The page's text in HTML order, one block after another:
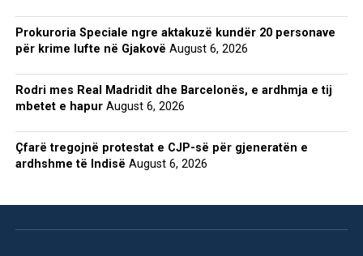
Prokuroria Speciale ngre aktakuzë kundër 20 personave
për krime lufte në Gjakovë August 6, 2026
Rodri mes Real Madridit dhe Barcelonës, e ardhmja e tij
mbetet e hapur August 6, 2026
Çfarë tregojnë protestat e CJP-së për gjeneratën e
ardhshme të Indisë August 6, 2026